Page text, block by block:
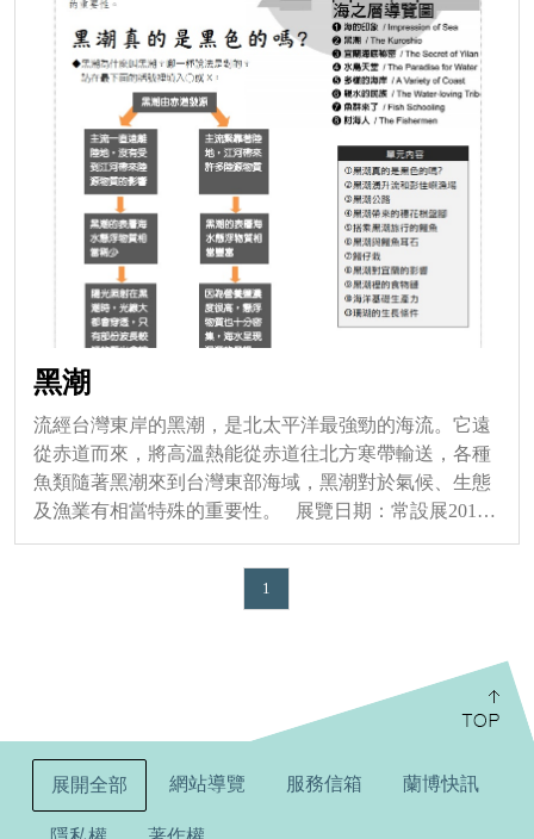
黑潮
流經台灣東岸的黑潮，是北太平洋最強勁的海流。它遠
從赤道而來，將高溫熱能從赤道往北方寒帶輸送，各種
魚類隨著黑潮來到台灣東部海域，黑潮對於氣候、生態
及漁業有相當特殊的重要性。 展覽日期：常設展2010
年10月16日起~
1
展開全部 網站導覽 服務信箱 蘭博快訊